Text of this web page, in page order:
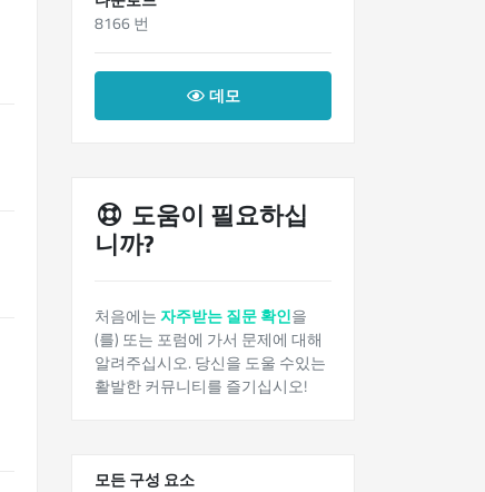
8166 번
데모
도움이 필요하십
니까?
처음에는자주받는 질문 확인을
(를) 또는 포럼에 가서 문제에 대해
알려주십시오. 당신을 도울 수있는
활발한 커뮤니티를 즐기십시오!
모든 구성 요소